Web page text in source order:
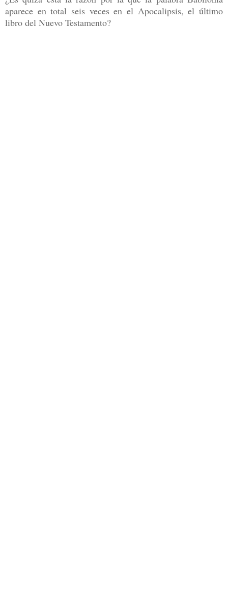
aparece en total seis veces en el Apocalipsis, el último
libro del Nuevo Testamento?